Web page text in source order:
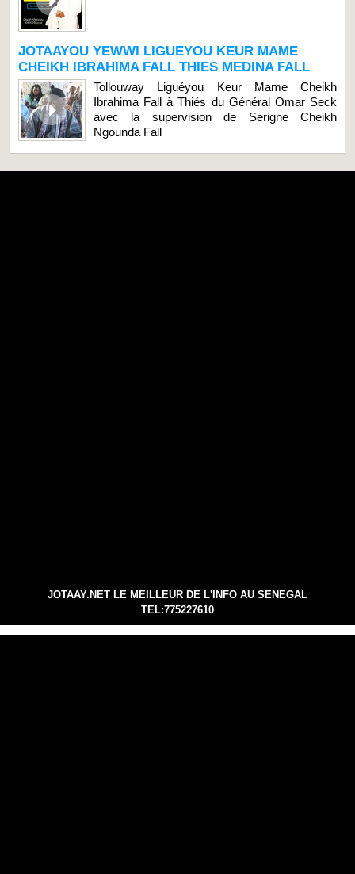
JOTAAYOU YEWWI LIGUEYOU KEUR MAME
CHEIKH IBRAHIMA FALL THIES MEDINA FALL
Tollouway Liguéyou Keur Mame Cheikh
Ibrahima Fall à Thiés du Général Omar Seck
avec la supervision de Serigne Cheikh
Ngounda Fall
JOTAAY.NET LE MEILLEUR DE L'INFO AU SENEGAL
TEL:775227610